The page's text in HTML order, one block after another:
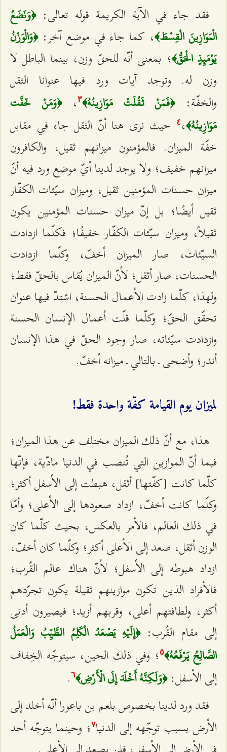
فقد جاء في الآية الكريمة قوله تعالى:﴿وَنَضَعُ
الْمَوَازِينَ الْقِسْطَ﴾، كما جاء في موضع آخر:﴿وَالْوَزْنُ
يَوْمَئِذٍ الْحَقُّ﴾؛ بمعنى أنّه للحقّ وزن، بينما الباطل لا
وزن له. وتوجد آيات ورد فيها عنوانا الثقل
والخفّة:﴿فَمَنْ ثَقُلَتْ مَوَازِينُهُ﴾٣،﴿وَمَنْ خّفَّت
مَوَازِينُهُ﴾، ٤
حيث نرى هنا أنّ الثقل جاء في مقابل
خفّة الميزان. فالمؤمنون ميزانهم ثقيل، والكافرون
ميزانهم خفيف؛ ولا يوجد لدينا أيّ موضع ورد فيه أنّ
ميزان حسنات المؤمنين ثقيل، وميزان سيّئات الكفّار
ثقيل أيضًا؛ بل إنّ ميزان حسنات المؤمنين يكون
ثقيلاً، وميزان سيّئات الكفّار خفيفًا؛ فكلّما ازدادت
السيّئات، صار الميزان أخفّ، وكلّما ازدادت
الحسنات، صار أثقل؛ لأنّ الميزان يُقاس بالحقّ فقط؛
ولهذا، كلّما زادت الأعمال الحسنة، اشتدّ فيها عنوان
تحقّق الحقّ؛ وكلّما قلّت أعمال الإنسان الحسنة
وازدادت سيّئاته، صار وجود الحقّ في هذا الإنسان
أندر؛ وأضحى ـ بالتالي ـ ميزانه أخفّ.
لميزان يوم القيامة كفّة واحدة فقط!
هذا، مع أنّ ذلك الميزان مختلف عن هذا الميزان؛
فبما أنّ الموازين التي تُنصب في الدنيا مادّية، فإنّها
كلّما كانت [كفّتها] أثقل، هبطت إلى الأسفل أكثر؛
وكلّما كانت أخفّ، ازداد صعودها إلى الأعلى؛ وأمّا
في ذلك العالم، فالأمر بالعكس، بحيث كلّما كان
الوزن أثقل، صعد إلى الأعلى أكثر؛ وكلّما كان أخفّ،
ازداد هبوطه إلى الأسفل؛ لأنّ هناك عالم القُرب؛
فالأفراد الذين تكون موازينهم ثقيلة يكون تجرّدهم
أكثر، ولطافتهم أعلى، وقربهم أزيد؛ فيصيرون أدنى
إلى مقام القُرب:﴿إِلَيْهِ يَصْعَدُ الْكَلِمُ الطَّيِّبُ وَالْعَمَلُ
الصَّالِحُ يَرْفَعُهُ﴾٥ ؛ وفي ذلك الحين، سيتوجّه الخِفاف
إلى الأسفل:﴿وَلَكِنَّهُ أَخْلَدَ إِلَى الْأَرْضِ﴾٦.
فقد ورد لدينا بخصوص بلعم بن باعورا أنّه أخلد إلى
الأرض بسبب توجّهه إلى الدنيا۷؛ وحينما يتوجّه أحد